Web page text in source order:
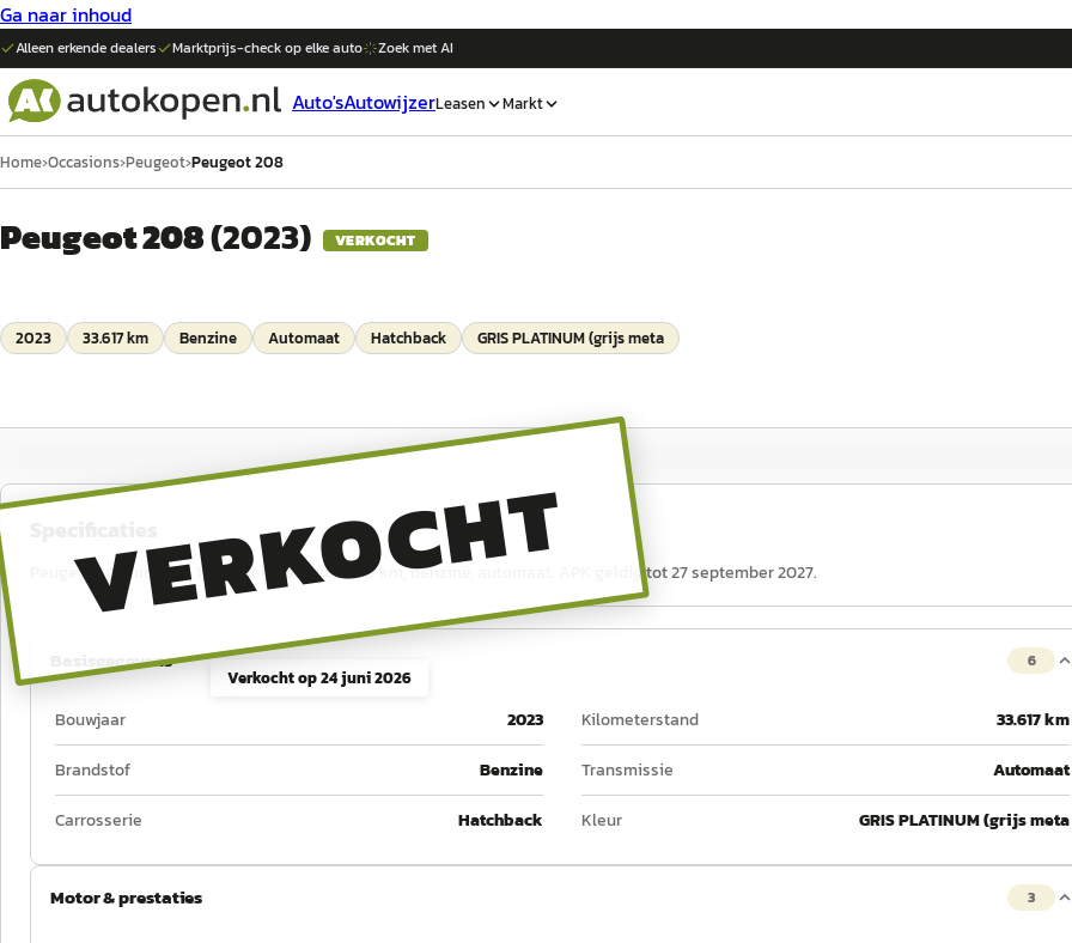
Ga naar inhoud
Alleen erkende dealers Marktprijs-check op elkeauto Zoek met AI
Auto'sAutowijzerLeasen Markt
Home›Occasions›Peugeot›Peugeot 208
Peugeot 208(2023) VERKOCHT
2023 33.617 km Benzine Automaat Hatchback GRIS PLATINUM (grijs meta
VERKOCHT
Verkocht op24 juni 2026
Peugeot 208 uit 2023, 101 pk, tellerstand 33.617 km, benzine, automaat. APK geldig tot 27 september 2027.
Basisgegevens 6
Bouwjaar 2023 Kilometerstand
33.617 km
Brandstof
Benzine Transmissie
Automaat
Carrosserie
Hatchback Kleur GRIS PLATINUM (grijs meta
Motor & prestaties 3